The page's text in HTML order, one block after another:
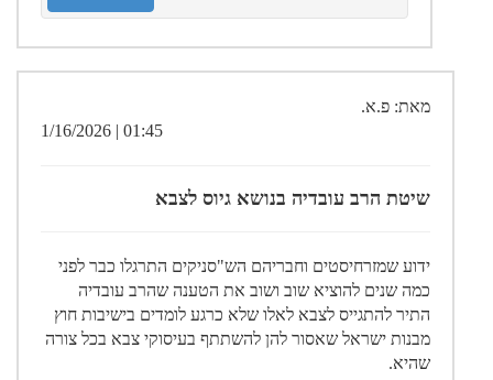
מאת: פ.א.
01:45 | 1/16/2026
שיטת הרב עובדיה בנושא גיוס לצבא
ידוע שמזרחיסטים וחבריהם הש"סניקים התרגלו כבר לפני
כמה שנים להוציא שוב ושוב את הטענה שהרב עובדיה
התיר להתגייס לצבא לאלו שלא כרגע לומדים בישיבות חוץ
מבנות ישראל שאסור להן להשתתף בעיסוקי צבא בכל צורה
שהיא.